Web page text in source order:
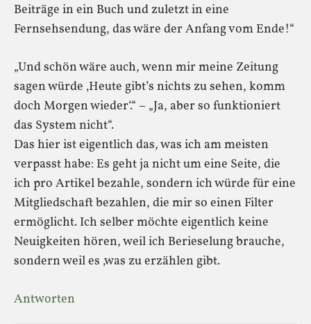
Beiträge in ein Buch und zuletzt in eine
Fernsehsendung, das wäre der Anfang vom Ende!“
„Und schön wäre auch, wenn mir meine Zeitung
sagen würde ‚Heute gibt’s nichts zu sehen, komm
doch Morgen wieder‘.“ – „Ja, aber so funktioniert
das System nicht“.
Das hier ist eigentlich das, was ich am meisten
verpasst habe: Es geht ja nicht um eine Seite, die
ich pro Artikel bezahle, sondern ich würde für eine
Mitgliedschaft bezahlen, die mir so einen Filter
ermöglicht. Ich selber möchte eigentlich keine
Neuigkeiten hören, weil ich Berieselung brauche,
sondern weil es ‚was zu erzählen gibt.
Antworten